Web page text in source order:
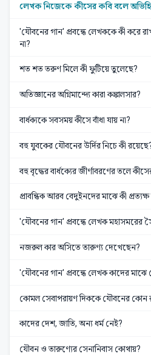
লেখক নিজেকে কীসের কবি বলে
'যৌবনের গান' প্রবন্ধে লেখককে কী করে
না?
শত শত তরুণ মিলে কী ফুটিয়ে তুলেছে?
অতিজ্ঞানের অগ্নিমান্দ্যে কারা কঙ্কালসার?
বার্ধক্যকে সবসময় কীসে বাঁধা যায় না?
বহু যুবকের যৌবনের উর্দির নিচে কী
বহু বৃদ্ধের বার্ধক্যের জীর্ণাবরণের তলে
প্রাবন্ধিক আরব বেদুইনদের মাঝে কী
'যৌবনের গান' প্রবন্ধে লেখক মহাসমরের
নজরুল কার অসিতে তারুণ্য দেখেছেন?
'যৌবনের গান' প্রবন্ধে লেখক কাদের
কোমল সেবাপরায়ণ দিককে যৌবনের কোন
কাদের দেশ, জাতি, অন্য ধর্ম নেই?
যৌবন ও তারুণ্যের সেনানিবাস কোথায়?